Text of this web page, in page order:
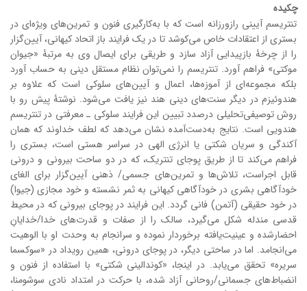
چکیده
تنتریسم آیینی رازورزانه است که با به‌کار‌گیری فنون و تمرین‌های ویژه‌ای در
بستری از اعتقادات خاص می‌کوشد تا در یک فرایند باز اتحاد کیهانی، آیین‌گزار
را از چرخۀ بازپیدایی آزاد سازد و طریقی برای ایصال وی به مرتبۀ «جیوان
موکتی» فراهم آورد. تنتریسم را نمی‌توان نظام مستقل دینی به حساب آورد
بلکه مجموعه‌ای از آموزه‌ها، اعمال و آیین‌های سلوکی است که علاوه بر
هندوئیزم در دیگر سنت‌های دینی هند نیز یافت می‌شود. نوشتۀ پیش‌ رو با
روش توصیفی‌تحلیلی درصدد تبیین این فرایند سلوکی ـ معرفتی در تنتریسم
هندویی است. نتایج به‌دست‌آمده نشان می‌دهد که لطف خداوند که همان
آکندگی و سریان شکتی یا انرژی الهی در سراسر هستی است، بستری را
فراهم می‌کند تا از طریق پوجای تنتریک، که در دو ساحت بیرونی و درونی
قابل اجراست، تلاش‌ها و تمرین‌های جسمی/ ذهنی آیین‌گزار برای الغای
خودآگاهی بشری در خودآگاهی کیهانی به ثمر نشسته و خود مجازی (جیوا)
در خود حقیقی (آتمن) فانی گردد. این فرایند در پوجای بیرونی که در محیط
قدسی مندله شکل می‌گیرد، سالک را از صفات و قدرت‌های خدا/خدایانِ
احضارشده و عینیت‌یافته برخوردار نموده و سرانجام به وحدت او با الوهیت
می‌انجامد. اما در ساحتی دیگر، در پوجای درونی، همین رویداد در «سوکسما
سریره» تحقق می‌یابد. در اینجا، «کوندالینی‌ شکتی» با استفاده از فنون و
انضباط‌های جسمانی/روحانی آزاد شده، با حرکت در امتداد نادی سوشومنا،